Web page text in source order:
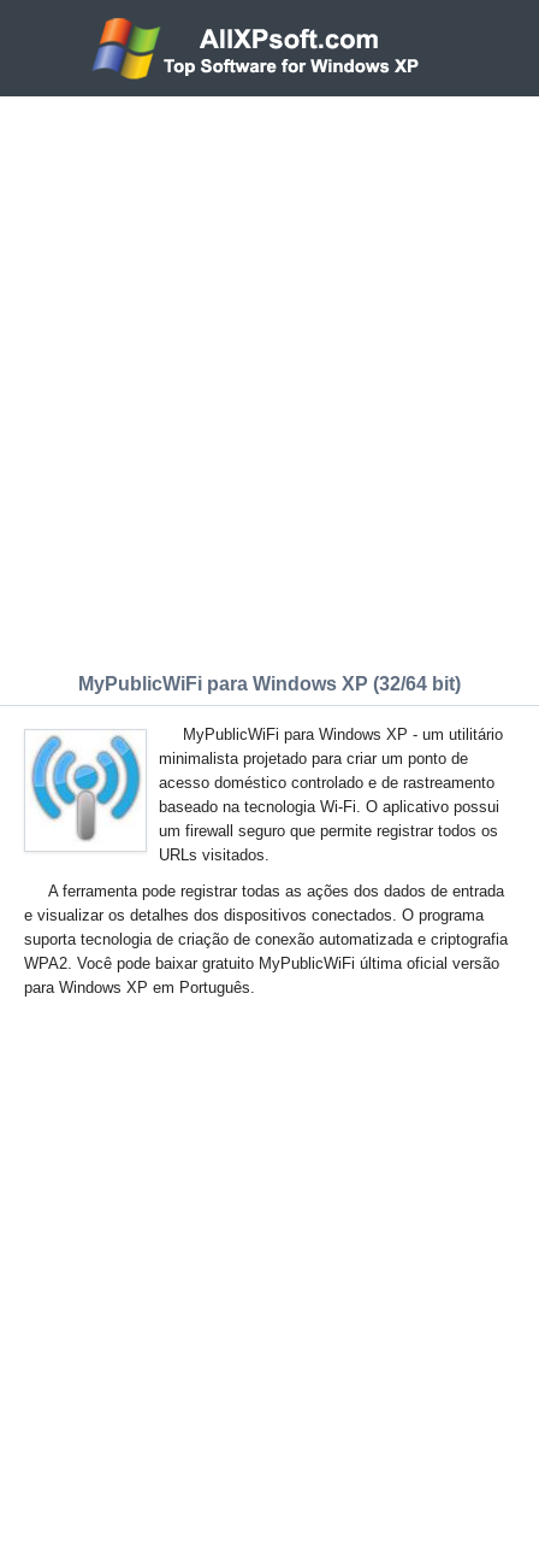
MyPublicWiFi para Windows XP (32/64 bit)
MyPublicWiFi para Windows XP - um utilitário
minimalista projetado para criar um ponto de
acesso doméstico controlado e de rastreamento
baseado na tecnologia Wi-Fi. O aplicativo possui
um firewall seguro que permite registrar todos os
URLs visitados.
A ferramenta pode registrar todas as ações dos dados de entrada
e visualizar os detalhes dos dispositivos conectados. O programa
suporta tecnologia de criação de conexão automatizada e criptografia
WPA2. Você pode baixar gratuito MyPublicWiFi última oficial versão
para Windows XP em Português.